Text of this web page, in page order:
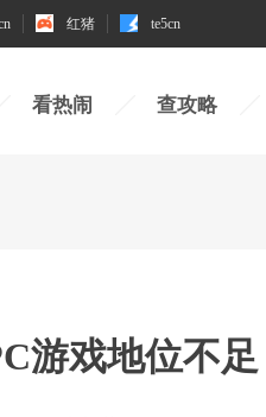
红猪 te5cn
看热闹 查攻略
游戏地位不足